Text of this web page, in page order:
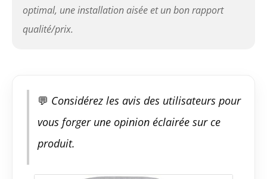
optimal, une installation aisée et un bon rapport
qualité/prix.
💬 Considérez les avis des utilisateurs pour
vous forger une opinion éclairée sur ce
produit.